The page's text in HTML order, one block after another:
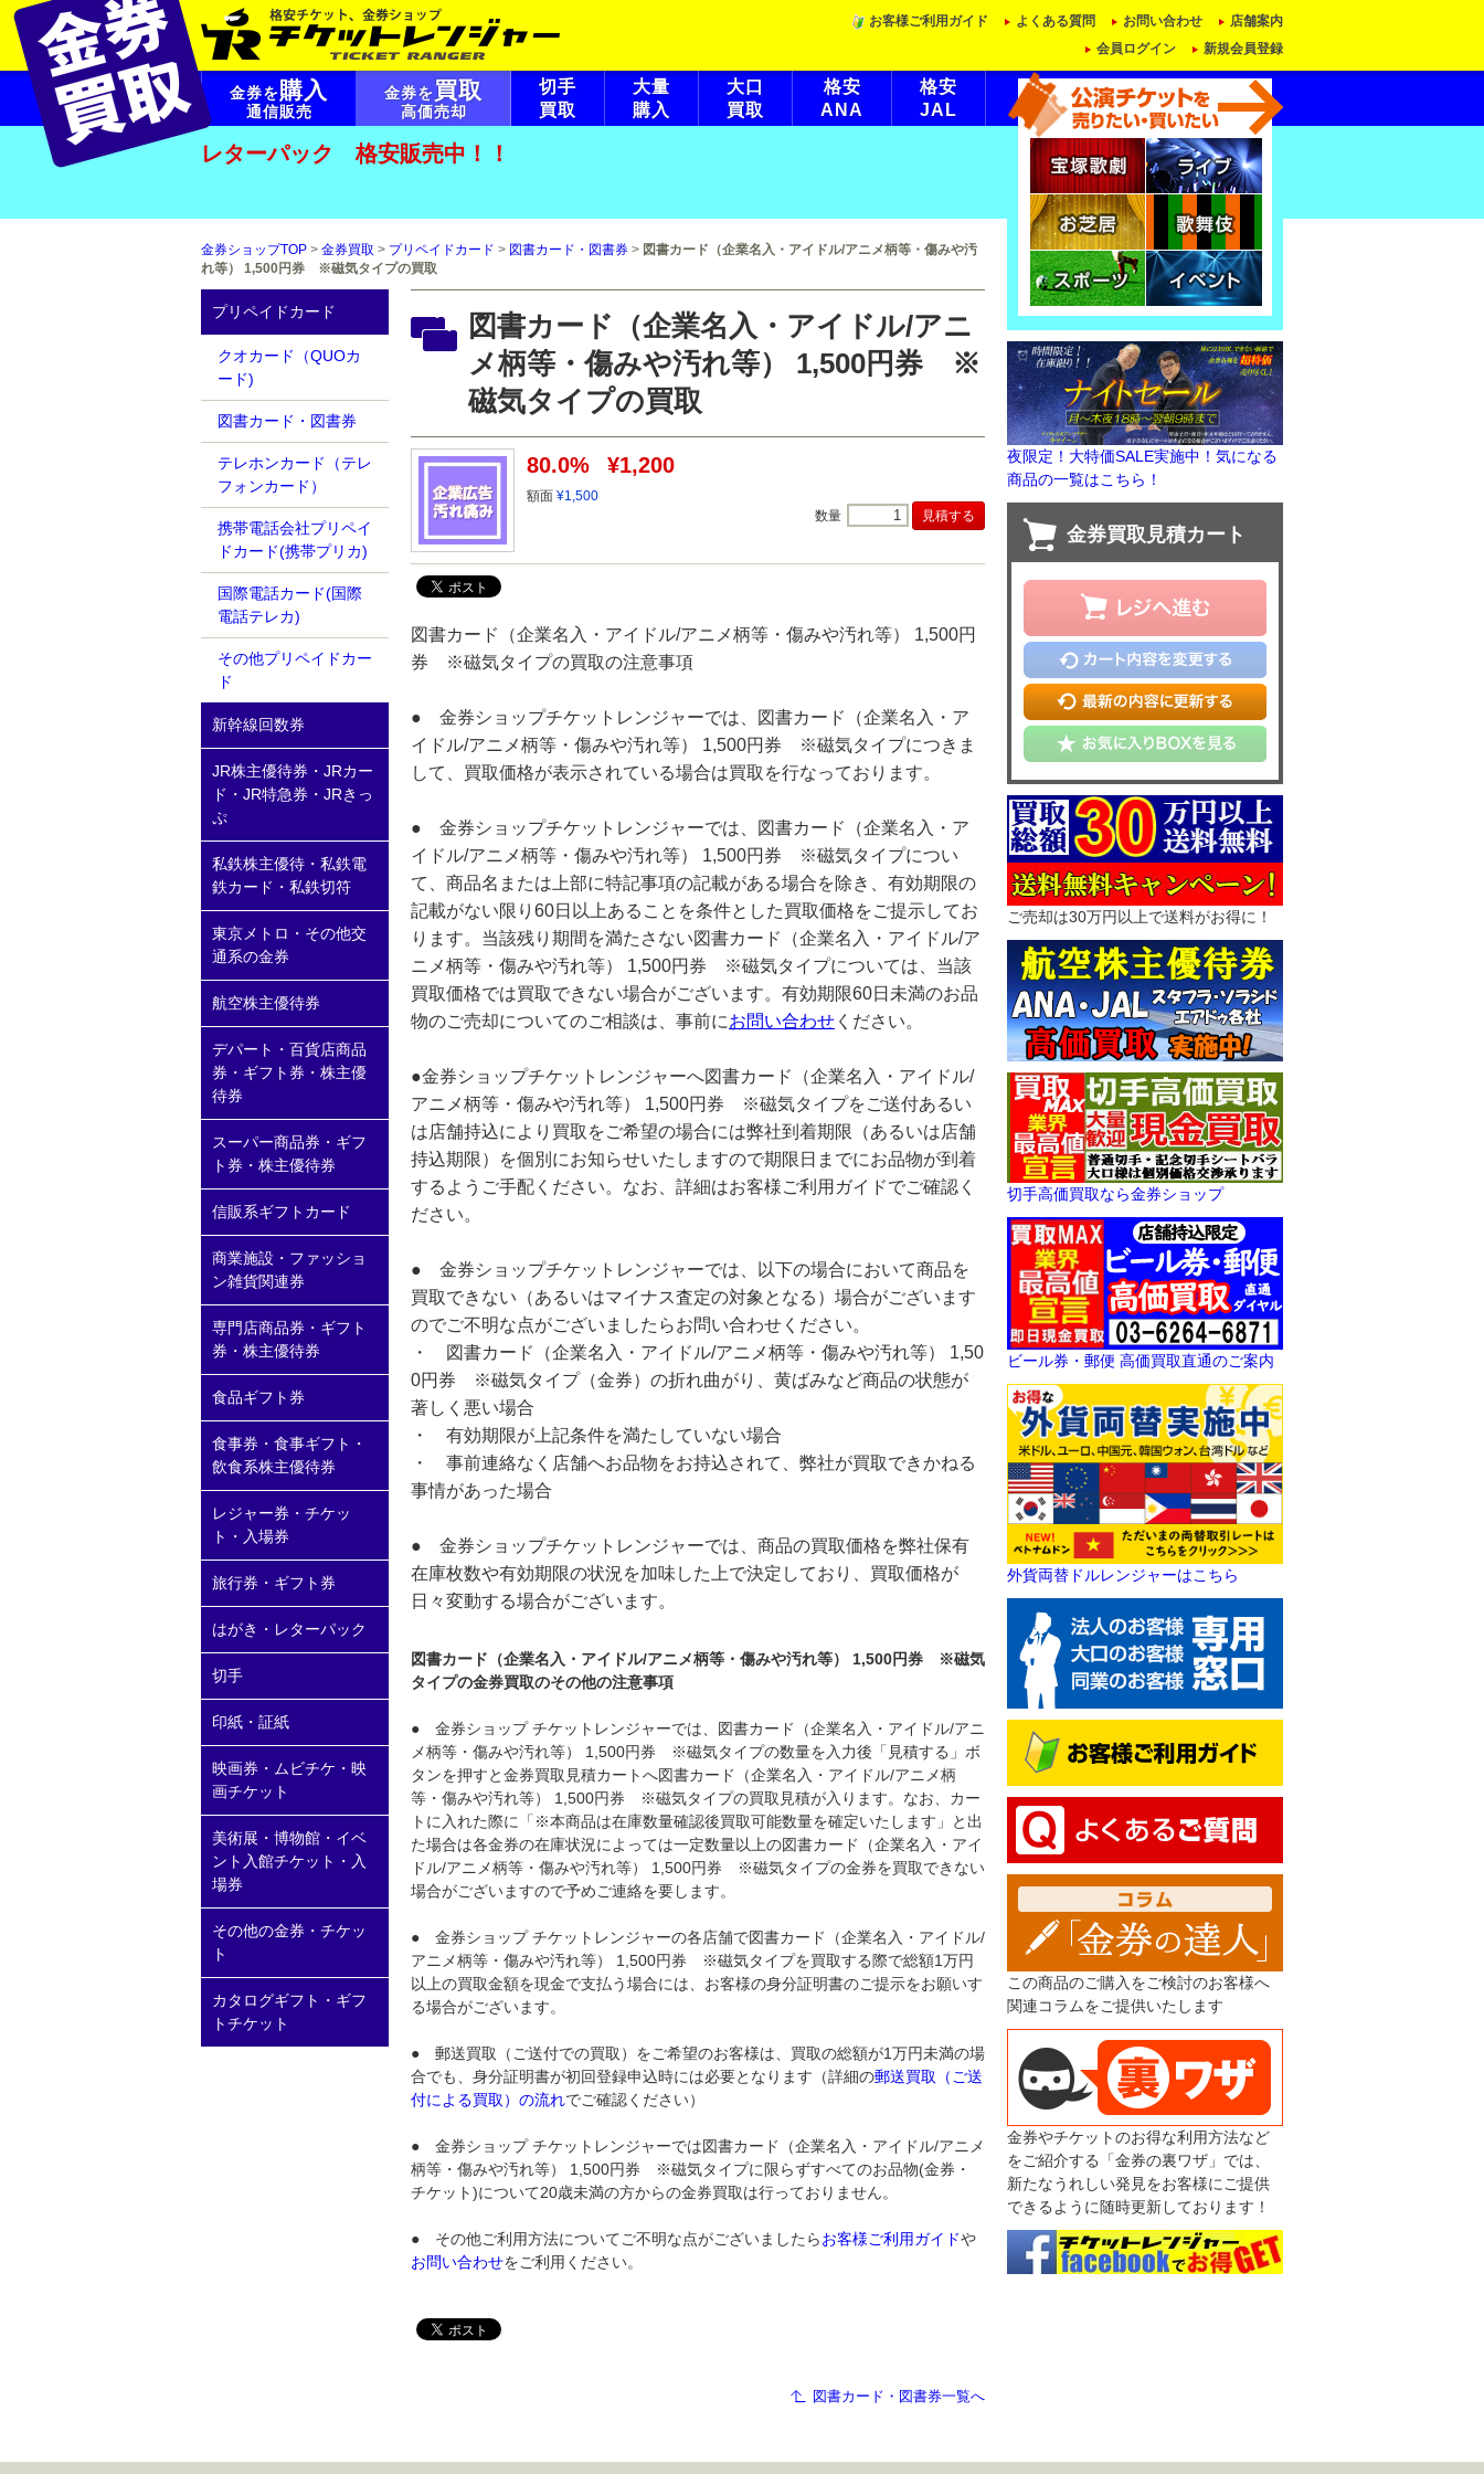
お客様ご利用ガイド よくある質問 お問い合わせ
店舗案内
会員ログイン
新規会員登録
金券を購入
通信販売
金券を買取
高価売却
切手
買取
大量
購入
大口
買取
格安
ANA
格安
JAL
レターパック 格安販売中！！
金券ショップTOP > 金券買取 > プリペイドカード > 図書カード・図書券 > 図書カード（企業名入・アイドル/アニメ柄等・傷みや汚
れ等） 1,500円券 ※磁気タイプの買取
図書カード（企業名入・アイドル/アニ
メ柄等・傷みや汚れ等） 1,500円券 ※
磁気タイプの買取
80.0% ¥1,200
額面 ¥1,500
数量
図書カード（企業名入・アイドル/アニメ柄等・傷みや汚れ等） 1,500円
券 ※磁気タイプの買取の注意事項
● 金券ショップチケットレンジャーでは、図書カード（企業名入・ア
イドル/アニメ柄等・傷みや汚れ等） 1,500円券 ※磁気タイプにつきま
して、買取価格が表示されている場合は買取を行なっております。
● 金券ショップチケットレンジャーでは、図書カード（企業名入・ア
イドル/アニメ柄等・傷みや汚れ等） 1,500円券 ※磁気タイプについ
て、商品名または上部に特記事項の記載がある場合を除き、有効期限の
記載がない限り60日以上あることを条件とした買取価格をご提示してお
ります。当該残り期間を満たさない図書カード（企業名入・アイドル/ア
ニメ柄等・傷みや汚れ等） 1,500円券 ※磁気タイプについては、当該
買取価格では買取できない場合がございます。有効期限60日未満のお品
物のご売却についてのご相談は、事前にお問い合わせ ください。
●金券ショップチケットレンジャーへ図書カード（企業名入・アイドル/
アニメ柄等・傷みや汚れ等） 1,500円券 ※磁気タイプをご送付あるい
は店舗持込により買取をご希望の場合には弊社到着期限（あるいは店舗
持込期限）を個別にお知らせいたしますので期限日までにお品物が到着
するようご手配ください。なお、詳細はお客様ご利用ガイドでご確認く
ださい。
● 金券ショップチケットレンジャーでは、以下の場合において商品を
買取できない（あるいはマイナス査定の対象となる）場合がございます
のでご不明な点がございましたらお問い合わせください。
・ 図書カード（企業名入・アイドル/アニメ柄等・傷みや汚れ等） 1,50
0円券 ※磁気タイプ（金券）の折れ曲がり、黄ばみなど商品の状態が
著しく悪い場合
・ 有効期限が上記条件を満たしていない場合
・ 事前連絡なく店舗へお品物をお持込されて、弊社が買取できかねる
事情があった場合
● 金券ショップチケットレンジャーでは、商品の買取価格を弊社保有
在庫枚数や有効期限の状況を加味した上で決定しており、買取価格が
日々変動する場合がございます。
図書カード（企業名入・アイドル/アニメ柄等・傷みや汚れ等） 1,500円券 ※磁気
タイプの金券買取のその他の注意事項
● 金券ショップ チケットレンジャーでは、図書カード（企業名入・アイドル/アニ
メ柄等・傷みや汚れ等） 1,500円券 ※磁気タイプの数量を入力後「見積する」ボ
タンを押すと金券買取見積カートへ図書カード（企業名入・アイドル/アニメ柄
等・傷みや汚れ等） 1,500円券 ※磁気タイプの買取見積が入ります。なお、カー
トに入れた際に「※本商品は在庫数量確認後買取可能数量を確定いたします」と出
た場合は各金券の在庫状況によっては一定数量以上の図書カード（企業名入・アイ
ドル/アニメ柄等・傷みや汚れ等） 1,500円券 ※磁気タイプの金券を買取できない
場合がございますので予めご連絡を要します。
● 金券ショップ チケットレンジャーの各店舗で図書カード（企業名入・アイドル/
アニメ柄等・傷みや汚れ等） 1,500円券 ※磁気タイプを買取する際で総額1万円
以上の買取金額を現金で支払う場合には、お客様の身分証明書のご提示をお願いす
る場合がございます。
● 郵送買取（ご送付での買取）をご希望のお客様は、買取の総額が1万円未満の場
合でも、身分証明書が初回登録申込時には必要となります（詳細の郵送買取（ご送
付による買取）の流れでご確認ください）
● 金券ショップ チケットレンジャーでは図書カード（企業名入・アイドル/アニメ
柄等・傷みや汚れ等） 1,500円券 ※磁気タイプに限らずすべてのお品物(金券・
チケット)について20歳未満の方からの金券買取は行っておりません。
● その他ご利用方法についてご不明な点がございましたらお客様ご利用ガイドや
お問い合わせをご利用ください。
図書カード・図書券一覧へ
プリペイドカード
クオカード（QUOカ
ード)
図書カード・図書券
テレホンカード（テレ
フォンカード）
携帯電話会社プリペイ
ドカード(携帯プリカ)
国際電話カード(国際
電話テレカ)
その他プリペイドカー
ド
新幹線回数券
JR株主優待券・JRカー
ド・JR特急券・JRきっ
ぷ
私鉄株主優待・私鉄電
鉄カード・私鉄切符
東京メトロ・その他交
通系の金券
航空株主優待券
デパート・百貨店商品
券・ギフト券・株主優
待券
スーパー商品券・ギフ
ト券・株主優待券
信販系ギフトカード
商業施設・ファッショ
ン雑貨関連券
専門店商品券・ギフト
券・株主優待券
食品ギフト券
食事券・食事ギフト・
飲食系株主優待券
レジャー券・チケッ
ト・入場券
旅行券・ギフト券
はがき・レターパック
切手
印紙・証紙
映画券・ムビチケ・映
画チケット
美術展・博物館・イベ
ント入館チケット・入
場券
その他の金券・チケッ
ト
カタログギフト・ギフ
トチケット
夜限定！大特価SALE実施中！気になる
商品の一覧はこちら！
金券買取見積カート
ご売却は30万円以上で送料がお得に！
切手高価買取なら金券ショップ
ビール券・郵便 高価買取直通のご案内
外貨両替ドルレンジャーはこちら
この商品のご購入をご検討のお客様へ
関連コラムをご提供いたします
金券やチケットのお得な利用方法など
をご紹介する「金券の裏ワザ」では、
新たなうれしい発見をお客様にご提供
できるように随時更新しております！